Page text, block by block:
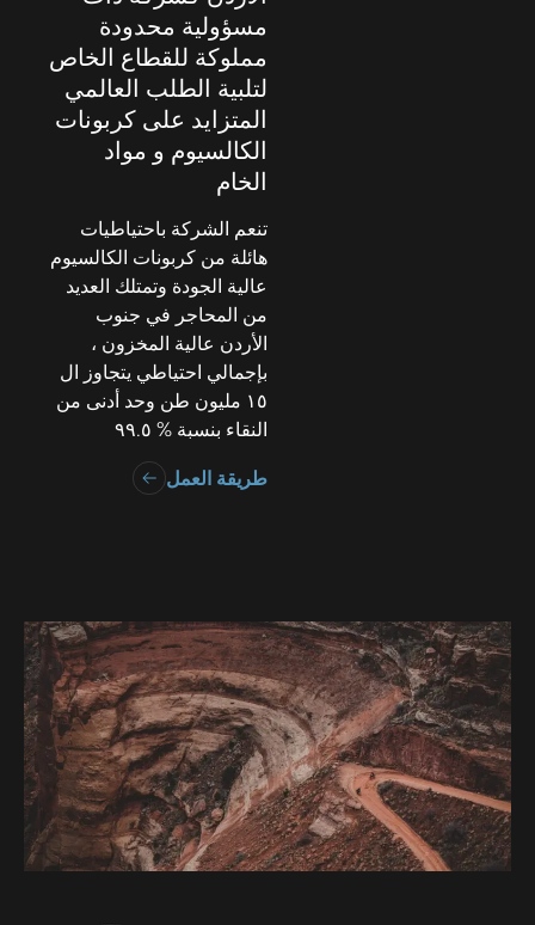
مسؤولية محدودة
مملوكة للقطاع الخاص
لتلبية الطلب العالمي
المتزايد على كربونات
الكالسيوم و مواد
الخام
تنعم الشركة باحتياطيات
هائلة من كربونات الكالسيوم
عالية الجودة وتمتلك العديد
من المحاجر في جنوب
الأردن عالية المخزون ،
بإجمالي احتياطي يتجاوز ال
١٥ مليون طن وحد أدنى من
النقاء بنسبة % ٩٩.٥
طريقة العمل